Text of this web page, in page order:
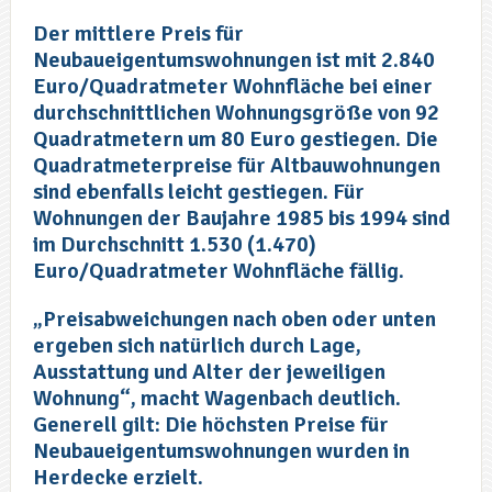
Der mittlere Preis für
Neubaueigentumswohnungen ist mit 2.840
Euro/Quadratmeter Wohnfläche bei einer
durchschnittlichen Wohnungsgröße von 92
Quadratmetern um 80 Euro gestiegen. Die
Quadratmeterpreise für Altbauwohnungen
sind ebenfalls leicht gestiegen. Für
Wohnungen der Baujahre 1985 bis 1994 sind
im Durchschnitt 1.530 (1.470)
Euro/Quadratmeter Wohnfläche fällig.
„Preisabweichungen nach oben oder unten
ergeben sich natürlich durch Lage,
Ausstattung und Alter der jeweiligen
Wohnung“, macht Wagenbach deutlich.
Generell gilt: Die höchsten Preise für
Neubaueigentumswohnungen wurden in
Herdecke erzielt.